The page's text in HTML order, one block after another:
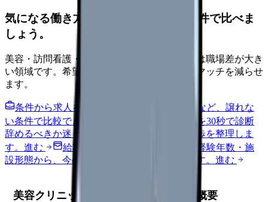
気になる働き方を、求人を見る前に条件で比べま
しょう。
美容・訪問看護・クリニック・夜勤なしなどは職場差が大き
い領域です。希望条件を先に整理するとミスマッチを減らせ
ます。
条件から求人を見る
夜勤回数・残業・通勤など、譲れな
い条件で比較できます。
職場の悩みを30秒で診断
辞めるべきか迷う前に、悩みの種類と次の一歩を整理しま
す。 進む 給料コンパスで比較する
地域・経験年数・施
設形態から、今の給料の現在地を確認できます。 進む
美容クリニック看護師の現状と課題の概要